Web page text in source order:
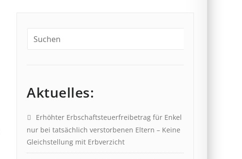
Aktuelles:
Erhöhter Erb­schaft­steuer­frei­be­trag für Enkel
nur bei tat­säch­lich ver­storb­en­en Eltern – Keine
Gleich­stell­ung mit Erb­verzicht